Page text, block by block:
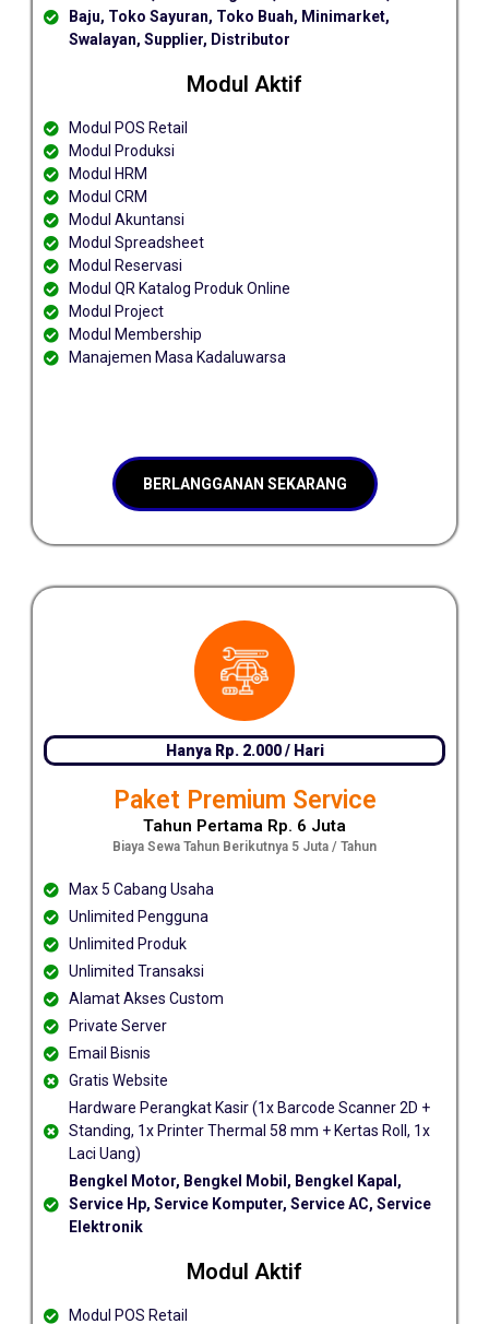
Baju, Toko Sayuran, Toko Buah, Minimarket,
Swalayan, Supplier, Distributor
Modul Aktif
Modul POS Retail
Modul Produksi
Modul HRM
Modul CRM
Modul Akuntansi
Modul Spreadsheet
Modul Reservasi
Modul QR Katalog Produk Online
Modul Project
Modul Membership
Manajemen Masa Kadaluwarsa
BERLANGGANAN SEKARANG
Hanya Rp. 2.000 / Hari
Paket Premium Service
Tahun Pertama Rp. 6 Juta
Biaya Sewa Tahun Berikutnya 5 Juta / Tahun
Max 5 Cabang Usaha
Unlimited Pengguna
Unlimited Produk
Unlimited Transaksi
Alamat Akses Custom
Private Server
Email Bisnis
Gratis Website
Hardware Perangkat Kasir (1x Barcode Scanner 2D +
Standing, 1x Printer Thermal 58 mm + Kertas Roll, 1x
Laci Uang)
Bengkel Motor, Bengkel Mobil, Bengkel Kapal,
Service Hp, Service Komputer, Service AC, Service
Elektronik
Modul Aktif
Modul POS Retail